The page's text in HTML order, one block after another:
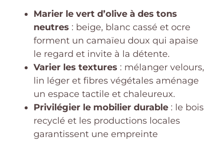
Marier le vert d’olive à des tons
neutres : beige, blanc cassé et ocre
forment un camaïeu doux qui apaise
le regard et invite à la détente.
Varier les textures : mélanger velours,
lin léger et fibres végétales aménage
un espace tactile et chaleureux.
Privilégier le mobilier durable : le bois
recyclé et les productions locales
garantissent une empreinte